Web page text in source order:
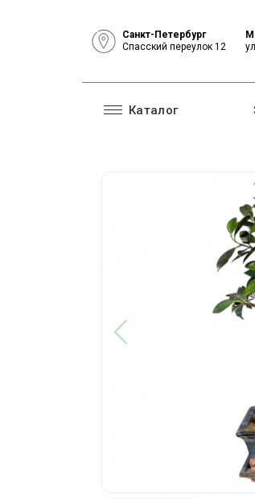
Санкт-Петербург
Спасский переулок 12
Каталог